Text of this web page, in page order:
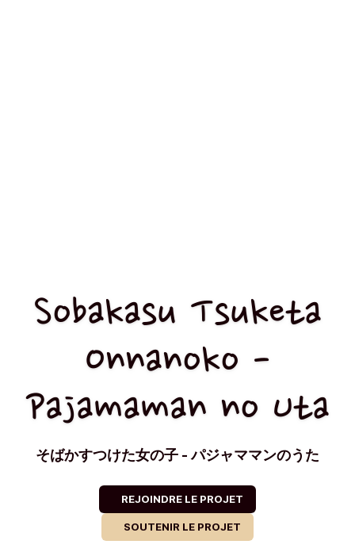
Sobakasu Tsuketa
Onnanoko -
Pajamaman no Uta
そばかすつけた女の子 - パジャママンのうた
REJOINDRE LE PROJET
SOUTENIR LE PROJET